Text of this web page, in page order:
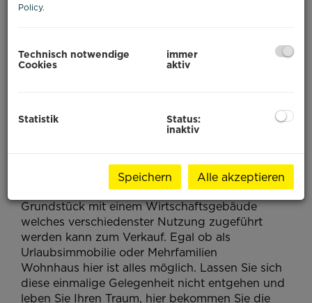
Ein ländliches Paradies
nahe den Ski und Wandergebieten des
Semmerings, steht ein sehr interessantes
Grundstück mit einem Wirtschaftsgebäude
welches verschiedenster Nutzung zugeführt
werden kann zum Verkauf. Egal ob als
Urlaubsimmobilie oder Mehrfamilien
Wohnhaus hier ist alles möglich. Lassen Sie sich
diese einmalige Gelegenheit nicht entgehen und
leben Sie Ihren Traum, hier bekommen Sie die
Policy.
Technisch notwendige
Cookies
immer
aktiv
Statistik Status:
inaktiv
Speichern Alle akzeptieren